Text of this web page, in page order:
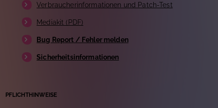
Verbraucherinformationen und Patch-Test
Mediakit (PDF)
Bug Report / Fehler melden
Sicherheitsinformationen
PFLICHTHINWEISE